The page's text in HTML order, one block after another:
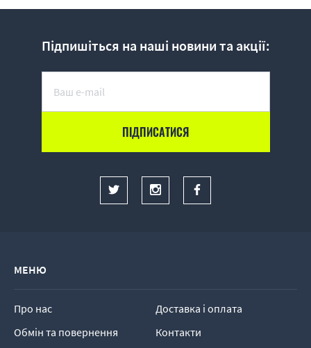
Підпишіться на наші новини та акції:
МЕНЮ
Про нас
Доставка і оплата
Обмін та повернення
Контакти